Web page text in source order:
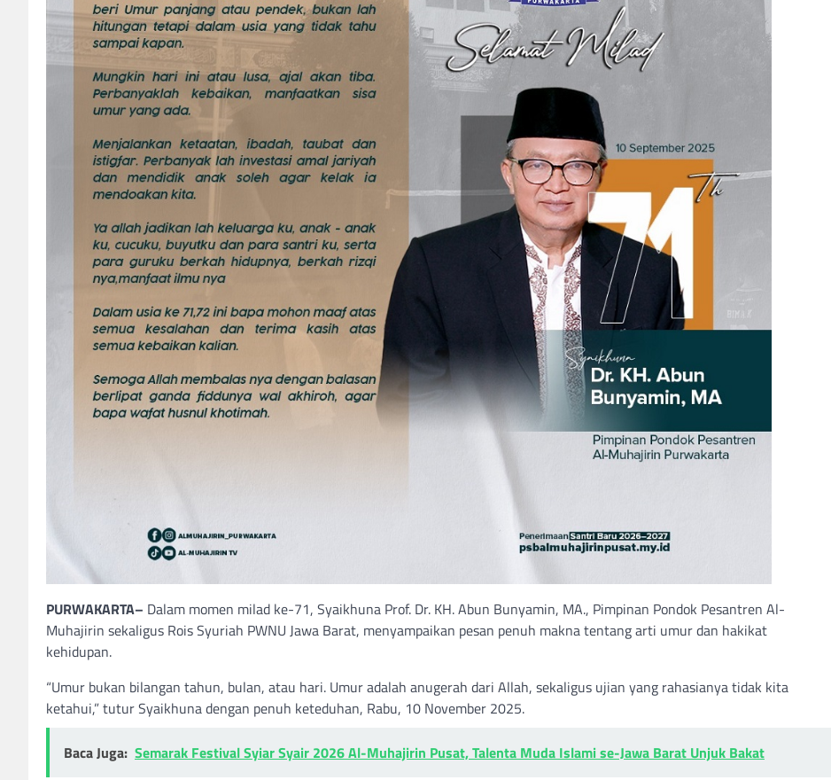
PURWAKARTA– Dalam momen milad ke-71, Syaikhuna Prof. Dr. KH. Abun Bunyamin, MA., Pimpinan Pondok Pesantren Al-
Muhajirin sekaligus Rois Syuriah PWNU Jawa Barat, menyampaikan pesan penuh makna tentang arti umur dan hakikat
kehidupan.
“Umur bukan bilangan tahun, bulan, atau hari. Umur adalah anugerah dari Allah, sekaligus ujian yang rahasianya tidak kita
ketahui,” tutur Syaikhuna dengan penuh keteduhan, Rabu, 10 November 2025.
Baca Juga: Semarak Festival Syiar Syair 2026 Al-Muhajirin Pusat, Talenta Muda Islami se-Jawa Barat Unjuk Bakat